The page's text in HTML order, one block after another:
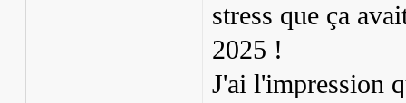
stress que ça
2025 !
J'ai l'impression